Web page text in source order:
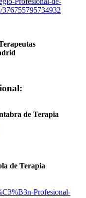
376755795734932
de Terapia
de Terapia
Profesional-